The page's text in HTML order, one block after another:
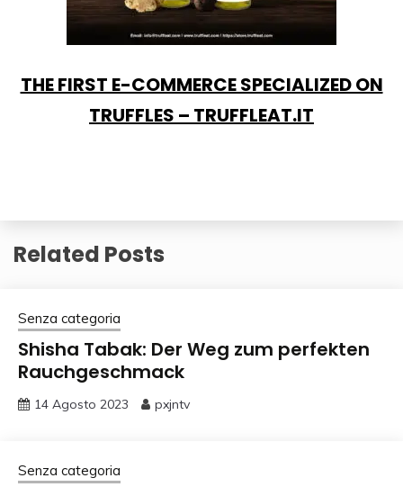
THE FIRST E-COMMERCE SPECIALIZED ON
TRUFFLES – TRUFFLEAT.IT
Related Posts
Senza categoria
Shisha Tabak: Der Weg zum perfekten
Rauchgeschmack
14 Agosto 2023 pxjntv
Senza categoria